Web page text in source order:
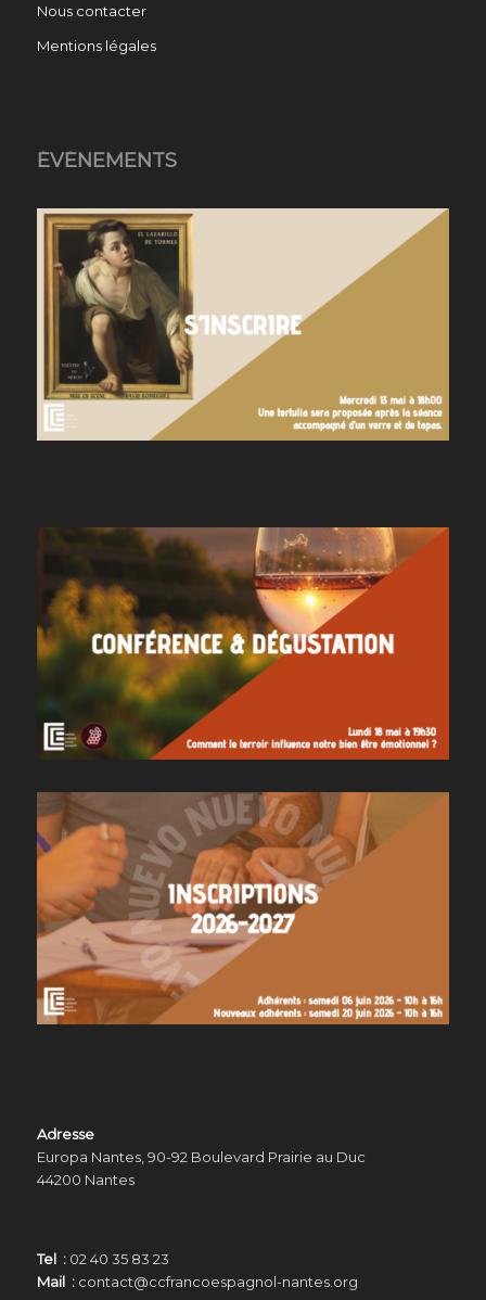
Nous contacter
Mentions légales
ÉVÉNEMENTS
Adresse
Europa Nantes, 90-92 Boulevard Prairie au Duc
44200 Nantes
Tel : 02 40 35 83 23
Mail :contact@ccfrancoespagnol-nantes.org